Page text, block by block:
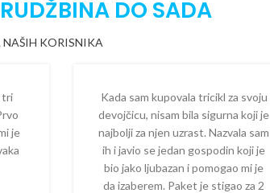
DO SADA
KORISNIKA
tri
je
Kada sam kupovala tricikl za svoju
devojčicu, nisam bila sigurna koji je
najbolji za njen uzrast. Nazvala sam
ih i javio se jedan gospodin koji je
bio jako ljubazan i pomogao mi je
da izaberem. Paket je stigao za 2